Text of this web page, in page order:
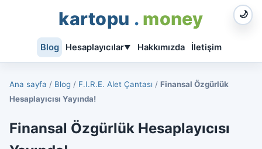
kartopu . money 🌙
Blog Hesaplayıcılar▼ Hakkımızda İletişim
Ana sayfa / Blog / F.I.R.E. Alet Çantası / Finansal Özgürlük
Hesaplayıcısı Yayında!
Finansal Özgürlük Hesaplayıcısı